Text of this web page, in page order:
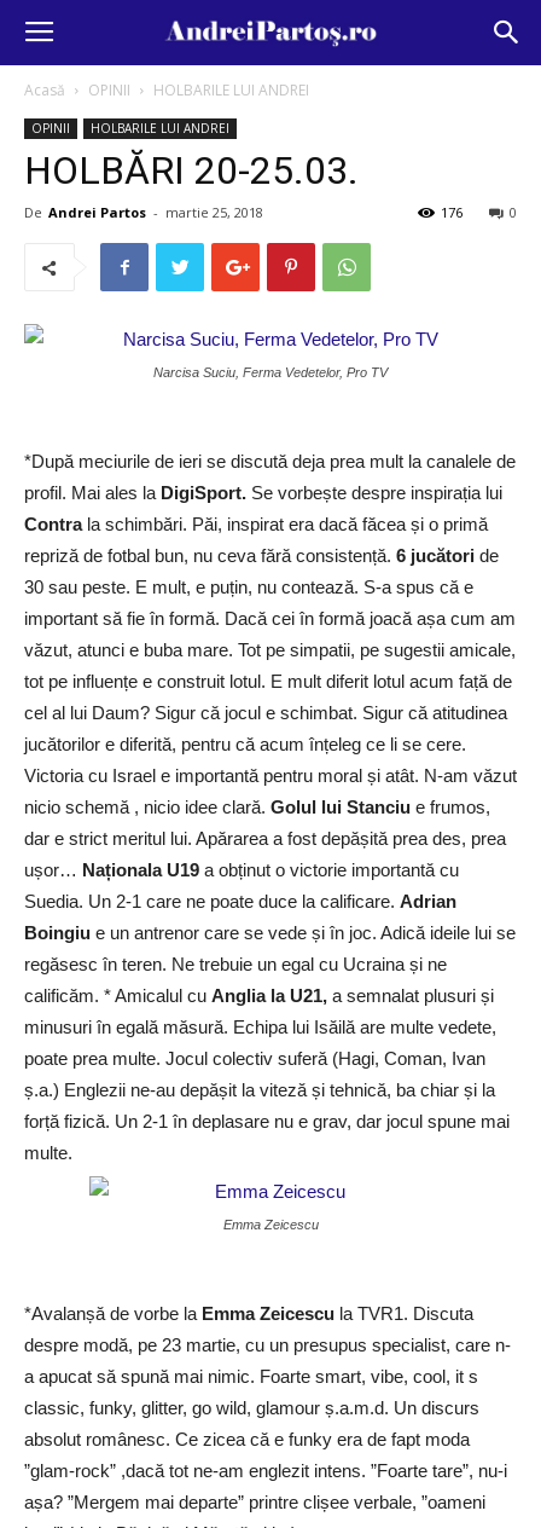
Acasă OPINII HOLBARILE LUI ANDREI
OPINII HOLBARILE LUI ANDREI
HOLBĂRI 20-25.03.
De Andrei Partos - martie 25, 2018 0
176
Narcisa Suciu, Ferma Vedetelor, Pro TV
*După meciurile de ieri se discută deja prea mult la canalele de
profil. Mai ales la DigiSport. Se vorbește despre inspirația lui
Contrala schimbări. Păi, inspirat era dacă făcea și o primă
repriză de fotbal bun, nu ceva fără consistență. 6 jucători de
30 sau peste. E mult, e puțin, nu contează. S-a spus că e
important să fie în formă. Dacă cei în formă joacă așa cum am
văzut, atunci e buba mare. Tot pe simpatii, pe sugestii amicale,
tot pe influențe e construit lotul. E mult diferit lotul acum față de
cel al lui Daum? Sigur că jocul e schimbat. Sigur că atitudinea
jucătorilor e diferită, pentru că acum înțeleg ce li se cere.
Victoria cu Israel e importantă pentru moral și atât. N-am văzut
nicio schemă , nicio idee clară. Golul lui Stanciu e frumos,
dar e strict meritul lui. Apărarea a fost depășită prea des, prea
ușor… Naționala U19 a obținut o victorie importantă cu
Suedia. Un 2-1 care ne poate duce la calificare. Adrian
Boingiu e un antrenor care se vede și în joc. Adică ideile lui se
regăsesc în teren. Ne trebuie un egal cu Ucraina și ne
calificăm. * Amicalul cu Anglia la U21, a semnalat plusuri și
minusuri în egală măsură. Echipa lui Isăilă are multe vedete,
poate prea multe. Jocul colectiv suferă (Hagi, Coman, Ivan
ș.a.) Englezii ne-au depășit la viteză și tehnică, ba chiar și la
forță fizică. Un 2-1 în deplasare nu e grav, dar jocul spune mai
multe.
Emma Zeicescu
*Avalanșă de vorbe la Emma Zeicescu la TVR1. Discuta
despre modă, pe 23 martie, cu un presupus specialist, care n-
a apucat să spună mai nimic. Foarte smart, vibe, cool, it s
classic, funky, glitter, go wild, glamour ș.a.m.d. Un discurs
absolut românesc. Ce zicea că e funky era de fapt moda
”glam-rock” ,dacă tot ne-am englezit intens. ”Foarte tare”, nu-i
așa? ”Mergem mai departe” printre clișee verbale, ”oameni